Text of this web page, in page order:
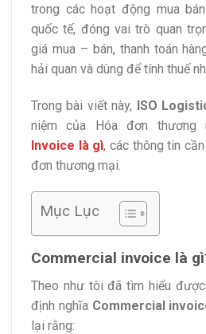
trong các hoạt động mua
quốc tế, đóng vai trò quan
giá mua – bán, thanh toán
hải quan và dùng để tính thuế
Trong bài viết này, ISO
niệm của Hóa đơn
Invoice là gì, các thông tin
đơn thương mại.
Mục Lục
Commercial invoice là
Theo như tôi đã tìm hiểu
định nghĩa Commercial
lại rằng: